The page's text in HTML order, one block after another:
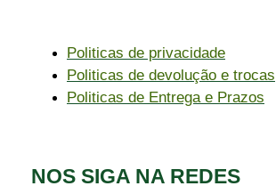
Politicas de privacidade
Politicas de devolução e trocas
Politicas de Entrega e Prazos
NOS SIGA NA REDES